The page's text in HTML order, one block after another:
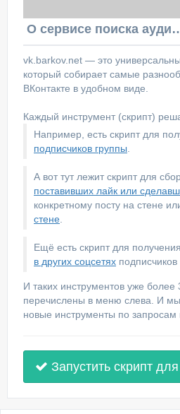
О сервисе поиска
vk.barkov.net — это
который собирает самые
ВКонтакте в удобном виде.
Каждый инструмент (скрипт)
Например, есть скрипт для
подписчиков группы
А вот тут лежит скрипт для
поставивших лайк или
конкретному посту на стене
стене
Ещё есть скрипт для
в других соцсетях подписчиков
И таких инструментов уже более
перечислены в меню слева. И
новые инструменты по запросам
Запустить скрипт